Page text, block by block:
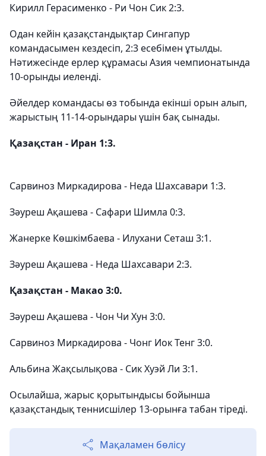
Кирилл Герасименко - Ри Чон Сик 2:3.
Одан кейін қазақстандықтар Сингапур
командасымен кездесіп, 2:3 есебімен ұтылды.
Нәтижесінде ерлер құрамасы Азия чемпионатында
10-орынды иеленді.
Әйелдер командасы өз тобында екінші орын алып,
жарыстың 11-14-орындары үшін бақ сынады.
Қазақстан - Иран 1:3.
Сарвиноз Миркадирова - Неда Шахсавари 1:3.
Зәуреш Ақашева - Сафари Шимла 0:3.
Жанерке Көшкімбаева - Илухани Сеташ 3:1.
Зәуреш Ақашева - Неда Шахсавари 2:3.
Қазақстан - Макао 3:0.
Зәуреш Ақашева - Чон Чи Хун 3:0.
Сарвиноз Миркадирова - Чонг Иок Тенг 3:0.
Альбина Жақсылықова - Сик Хуэй Ли 3:1.
Осылайша, жарыс қорытындысы бойынша
қазақстандық теннисшілер 13-орынға табан тіреді.
Мақаламен бөлісу